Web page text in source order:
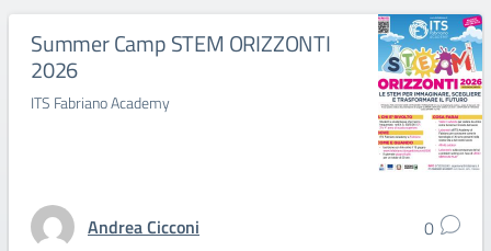
Summer Camp STEM ORIZZONTI
2026
ITS Fabriano Academy
Andrea Cicconi 0